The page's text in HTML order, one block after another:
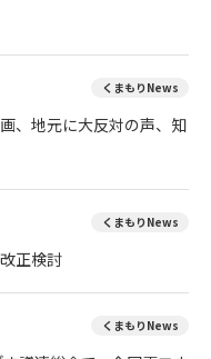
くまもりNews
、地元に大反対の声、知
くまもりNews
正検討
くまもりNews